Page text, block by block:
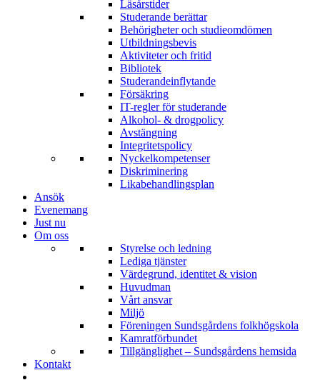
Läsårstider
Studerande berättar
Behörigheter och studieomdömen
Utbildningsbevis
Aktiviteter och fritid
Bibliotek
Studerandeinflytande
Försäkring
IT-regler för studerande
Alkohol- & drogpolicy
Avstängning
Integritetspolicy
Nyckelkompetenser
Diskriminering
Likabehandlingsplan
Ansök
Evenemang
Just nu
Om oss
Styrelse och ledning
Lediga tjänster
Värdegrund, identitet & vision
Huvudman
Vårt ansvar
Miljö
Föreningen Sundsgårdens folkhögskola
Kamratförbundet
Tillgänglighet – Sundsgårdens hemsida
Kontakt